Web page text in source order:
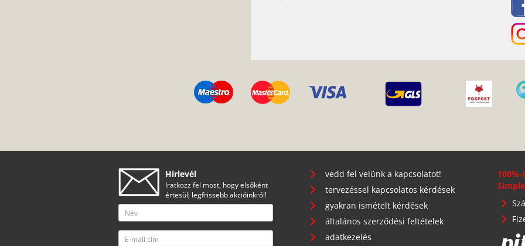
Hírlevél
Iratkozz fel most, hogy elsőként
értesülj legfrissebb akcióinkról!
vedd fel velünk a kapcsolatot!
tervezéssel kapcsolatos kérdések
gyakran ismételt kérdések
általános szerződési feltételek
adatkezelés